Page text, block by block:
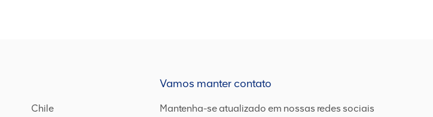
Chile
Vamos manter contato
Mantenha-se atualizado em nossas redes sociais